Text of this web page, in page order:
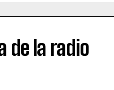
de la radio